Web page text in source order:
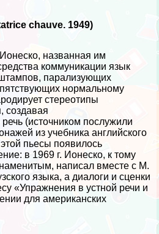
chauve. 1949)
названная им
коммуникации язык
парализующих
нормальному
стереотипы
создавая
(источником послужили
из учебника английского
пьесы появилось
в 1969 г. Ионеско, к тому
написал вместе с М.
языка, а диалоги и сценки
«Упражнения в устной речи и
для американских